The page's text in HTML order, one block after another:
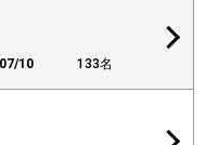
10
133名